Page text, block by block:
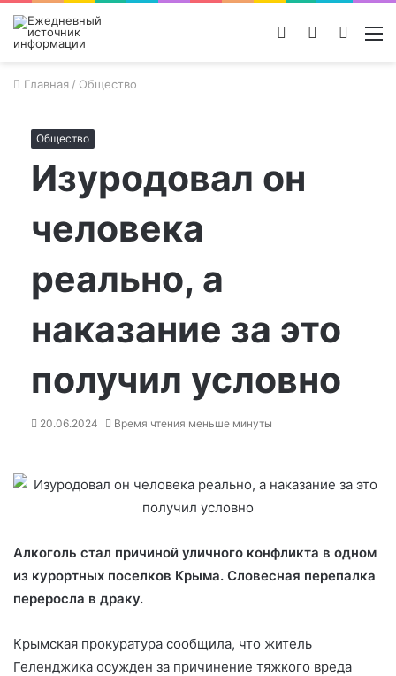
Поиск
Switch
Войти
Главная / Общество
Общество
Изуродовал он
человека
реально, а
наказание за это
получил условно
20.06.2024 Время чтения меньше минуты
Алкоголь стал причиной уличного конфликта в одном
из курортных поселков Крыма. Словесная перепалка
переросла в драку.
Крымская прокуратура сообщила, что житель
Геленджика осужден за причинение тяжкого вреда